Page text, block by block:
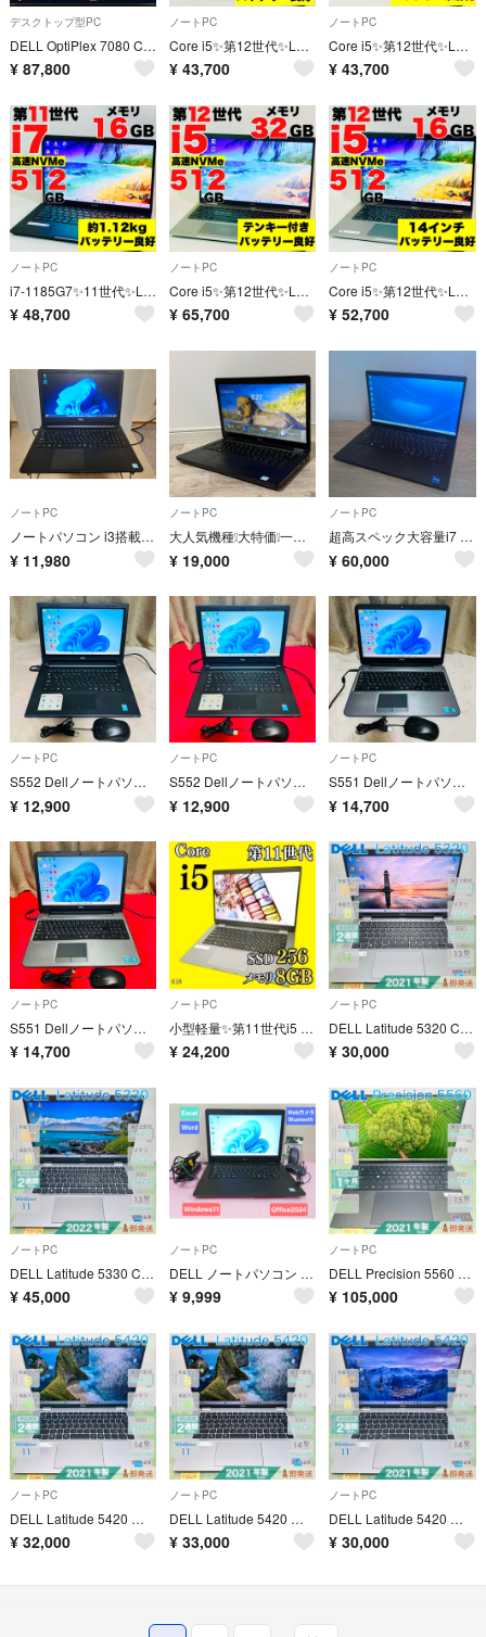
デスクトップ型PC
DELL OptiPlex 7080 Core i9-10900 32GB NVMe512GB Office2024 1
¥ 87,800
ノートPC
Core i5✨第12世代✨Latitude5430✨256GB✨ノートパソコン
¥ 43,700
ノートPC
Core i5✨第12世代✨Latitude5430✨256GB✨ノートパソコン
¥ 43,700
ノートPC
i7-1185G7✨11世代✨Latitude7320✨512G✨ノートパソコン
¥ 48,700
ノートPC
Core i5✨第12世代✨Latitude5530✨512GB✨ノートパソコン
¥ 65,700
ノートPC
Core i5✨第12世代✨Latitude5430✨512GB✨ノートパソコン
¥ 52,700
ノートPC
ノートパソコン i3搭載 Win11 ◆ジャンクでは有りません◆👍直ぐに使えます👍
¥ 11,980
ノートPC
大人気機種❕大特価❕一台限り❕ DELL i5 メモリ8GB SSD256GB
¥ 19,000
ノートPC
超高スペック大容量i7 32GB 512GB❗サクサク動く❗ DELL 11世代
¥ 60,000
ノートPC
S552 DellノートパソコンSSDメモリ8G高速コンパクトWindows11
¥ 12,900
ノートPC
S552 DellノートパソコンSSDメモリ8G高速コンパクトWindows11
¥ 12,900
ノートPC
S551 DellノートパソコンSSD高速WEBカメラWindows11オフィス
¥ 14,700
ノートPC
S551 DellノートパソコンSSD高速WEBカメラWindows11オフィス
¥ 14,700
ノートPC
小型軽量✨️第11世代i5 SSD すぐ使える カメラ付きノートパソコン 初心者
¥ 24,200
ノートPC
DELL Latitude 5320 Core i5 第11世代 メモリ16GB SSD256GB |T1683|
¥ 30,000
ノートPC
DELL Latitude 5330 Core i7 第12世代 メモリ16GB SSD256GB |T2054|
¥ 45,000
ノートPC
DELL ノートパソコン Windows11 Office2024 エクセル ワード パワーポイント 14インチ Webカメラ
¥ 9,999
ノートPC
DELL Precision 5560 Core i9 第11世代 メモリ32GB SSD512GB GeForce A2000
¥ 105,000
ノートPC
DELL Latitude 5420 第11世代 Core i5 メモリ8GB SSD256GB 2021年製 |T2999|
¥ 32,000
ノートPC
DELL Latitude 5420 第11世代 Core i5 メモリ8GB SSD256GB 14型 |T3007|
¥ 33,000
ノートPC
DELL Latitude 5420 第11世代 Core i5 メモリ8GB SSD256GB 2021年製 |T3009|
¥ 30,000